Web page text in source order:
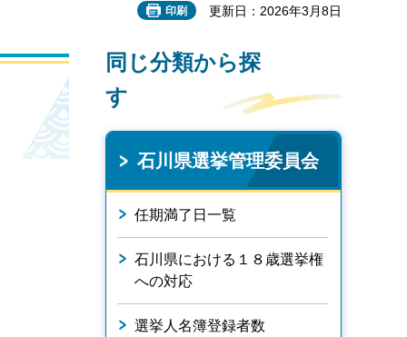
印刷 更新日：2026年3月8日
同じ分類から探
す
石川県選挙管理委員会
任期満了日一覧
石川県における１８歳選挙権
への対応
選挙人名簿登録者数